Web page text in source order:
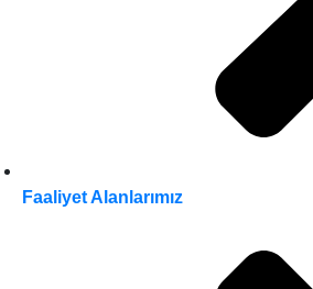
Faaliyet Alanlarımız